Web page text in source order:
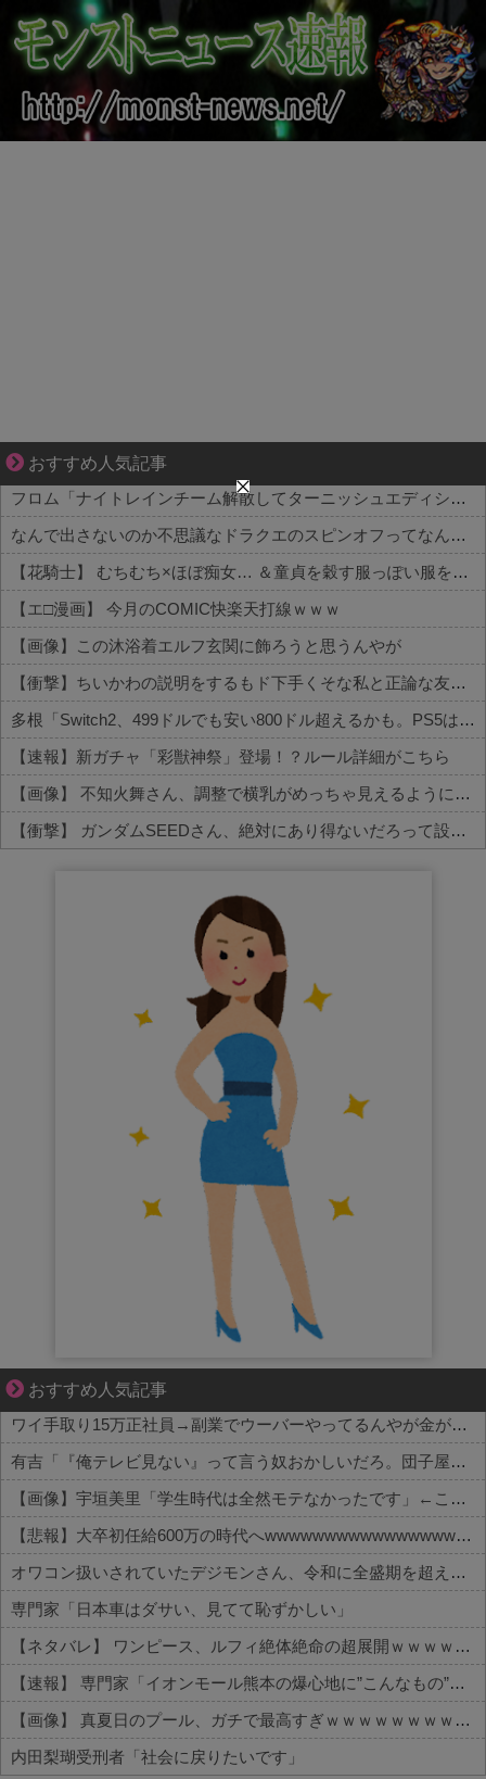
おすすめ人気記事
【マンガ】ぜんぶ私が中心
フロム「ナイトレインチーム解散してターニッシュエディション完成させました」←これｗｗｗｗ
なんで出さないのか不思議なドラクエのスピンオフってなんかある？
【花騎士】 むちむち×ほぼ痴女… ＆童貞を穀す服っぽい服をきたホウオウボクへの反応！！！
【エ□漫画】 今月のCOMIC快楽天打線ｗｗｗ
【画像】この沐浴着エルフ玄関に飾ろうと思うんやが
【衝撃】ちいかわの説明をするもド下手くそな私と正論な友人がコチラ・・・・・
多根「Switch2、499ドルでも安い800ドル超えるかも。PS5は直近での値上げ可能性低い」
【速報】新ガチャ「彩獣神祭」登場！？ルール詳細がこちら
【画像】 不知火舞さん、調整で横乳がめっちゃ見えるようになるｗｗｗｗｗｗ
【衝撃】 ガンダムSEEDさん、絶対にあり得ないだろって設定がこちらｗｗｗ
おすすめ人気記事
“変われない私”が動き出す瞬間に出会う
ワイ手取り15万正社員→副業でウーバーやってるんやが金がない
有吉「『俺テレビ見ない』って言う奴おかしいだろ。団子屋で『団子食べない』って言うか？」
【画像】宇垣美里「学生時代は全然モテなかったです」←これほんまかぁ？w w w w w w w w
【悲報】大卒初任給600万の時代へwwwwwwwwwwwwwwwwwww
オワコン扱いされていたデジモンさん、令和に全盛期を超える利益を生み出していた
専門家「日本車はダサい、見てて恥ずかしい」
【ネタバレ】 ワンピース、ルフィ絶体絶命の超展開ｗｗｗｗｗｗｗｗｗｗｗｗｗｗｗｗｗｗｗｗｗｗｗｗｗｗｗｗｗｗｗｗｗｗｗｗｗｗｗｗｗｗｗｗｗ...
【速報】 専門家「イオンモール熊本の爆心地に”こんなもの”があったんだけど…」
【画像】 真夏日のプール、ガチで最高すぎｗｗｗｗｗｗｗｗｗｗ
内田梨瑚受刑者「社会に戻りたいです」